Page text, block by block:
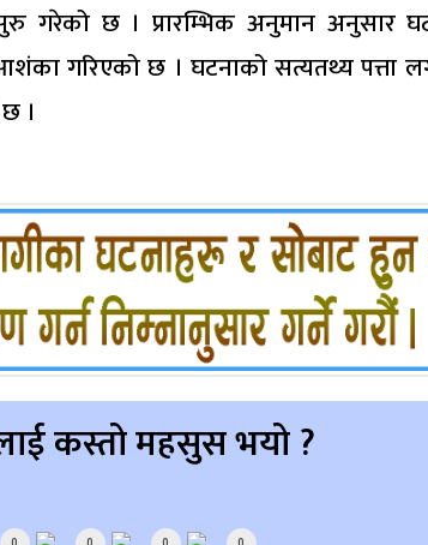
गरेको छ । प्रारम्भिक अनुमान अनुसार
गरिएको छ । घटनाको सत्यतथ्य पत्ता
।
कस्तो महसुस भयो ?